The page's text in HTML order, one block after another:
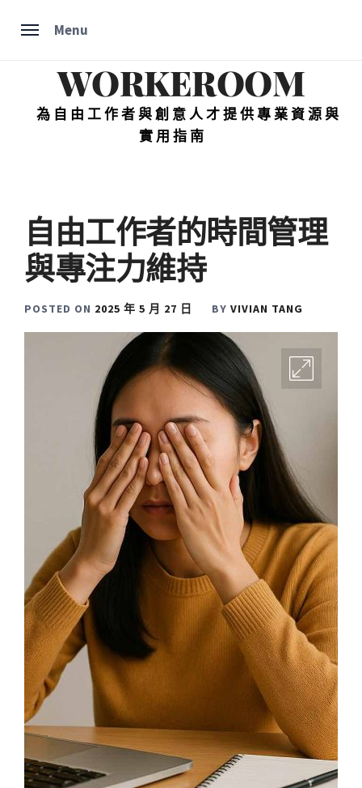
Menu
WORKEROOM
為自由工作者與創意人才提供專業資源與
實用指南
自由工作者的時間管理
與專注力維持
POSTED ON 2025 年 5 月 27 日 BY VIVIAN TANG